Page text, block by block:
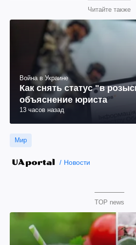
Читайте также
Война в Украине
Как снять статус "в
объяснение юриста
13 часов назад
Мир
Новости
TOP news